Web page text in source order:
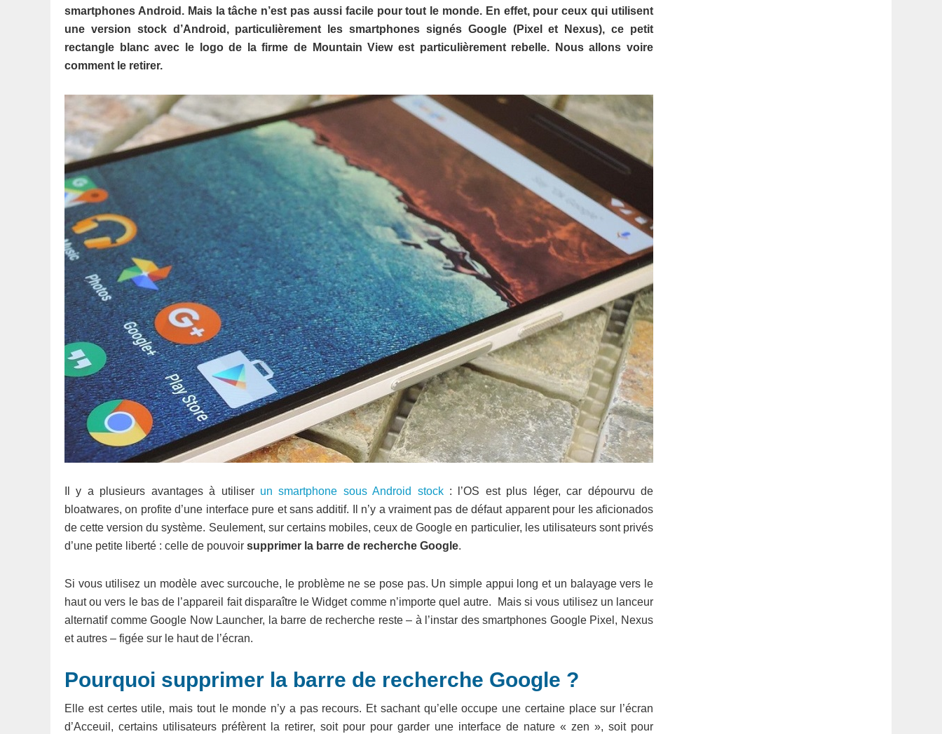
smartphones Android. Mais la tâche n’est pas aussi facile pour tout le monde. En effet, pour ceux qui utilisent
une version stock d’Android, particulièrement les smartphones signés Google (Pixel et Nexus), ce petit
rectangle blanc avec le logo de la firme de Mountain View est particulièrement rebelle. Nous allons voire
comment le retirer.
Il y a plusieurs avantages à utiliser un smartphone sous Android stock: l’OS est plus léger, car dépourvu de
bloatwares, on profite d’une interface pure et sans additif. Il n’y a vraiment pas de défaut apparent pour les aficionados
de cette version du système. Seulement, sur certains mobiles, ceux de Google en particulier, les utilisateurs sont privés
d’une petite liberté : celle de pouvoir supprimer la barre de recherche Google.
Si vous utilisez un modèle avec surcouche, le problème ne se pose pas. Un simple appui long et un balayage vers le
haut ou vers le bas de l’appareil fait disparaître le Widget comme n’importe quel autre. Mais si vous utilisez un lanceur
alternatif comme Google Now Launcher, la barre de recherche reste – à l’instar des smartphones Google Pixel, Nexus
et autres – figée sur le haut de l’écran.
Pourquoi supprimer la barre de recherche Google ?
Elle est certes utile, mais tout le monde n’y a pas recours. Et sachant qu’elle occupe une certaine place sur l’écran
d’Acceuil, certains utilisateurs préfèrent la retirer, soit pour pour garder une interface de nature « zen », soit pour